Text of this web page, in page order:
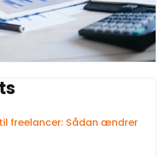
freelancer: Sådan ændrer